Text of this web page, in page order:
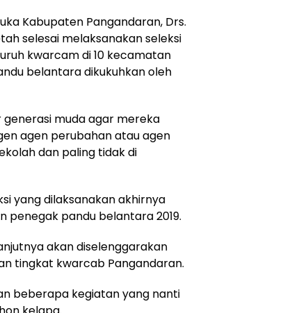
Kabupaten Pangandaran, Drs.
selesai melaksanakan seleksi
kwarcam di 10 kecamatan
belantara dikukuhkan oleh
generasi muda agar mereka
agen perubahan atau agen
dan paling tidak di
yang dilaksanakan akhirnya
penegak pandu belantara 2019.
akan diselenggarakan
tingkat kwarcab Pangandaran.
beberapa kegiatan yang nanti